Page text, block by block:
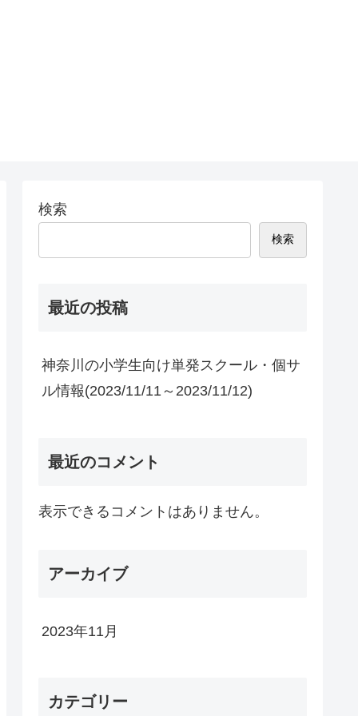
検索
検索
最近の投稿
神奈川の小学生向け単発スクール・個サ
ル情報(2023/11/11～2023/11/12)
最近のコメント
表示できるコメントはありません。
アーカイブ
2023年11月
カテゴリー